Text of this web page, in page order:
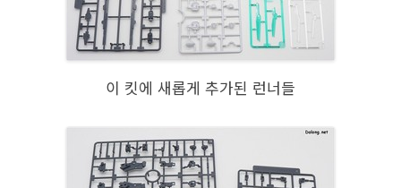
이 킷에 새롭게 추가된 런너들